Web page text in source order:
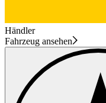
Händler
Fahrzeug ansehen